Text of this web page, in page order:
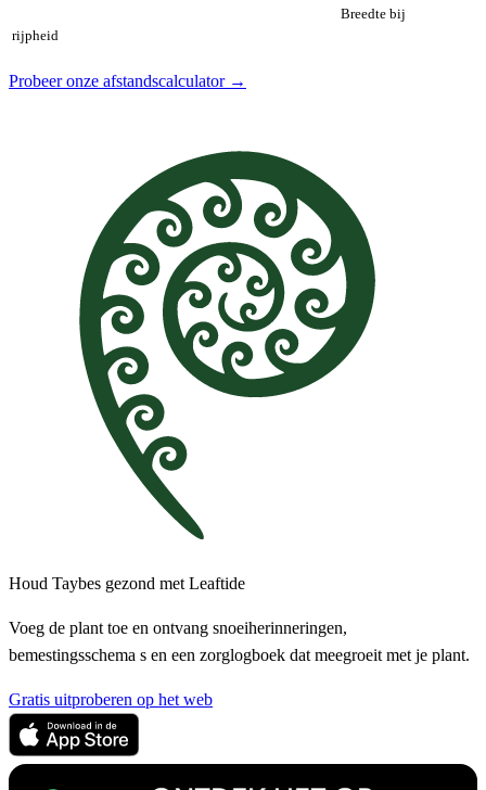
Breedte bij
rijpheid
Probeer onze afstandscalculator →
Houd Taybes gezond met Leaftide
Voeg de plant toe en ontvang snoeiherinneringen,
bemestingsschema s en een zorglogboek dat meegroeit met je plant.
Gratis uitproberen op het web